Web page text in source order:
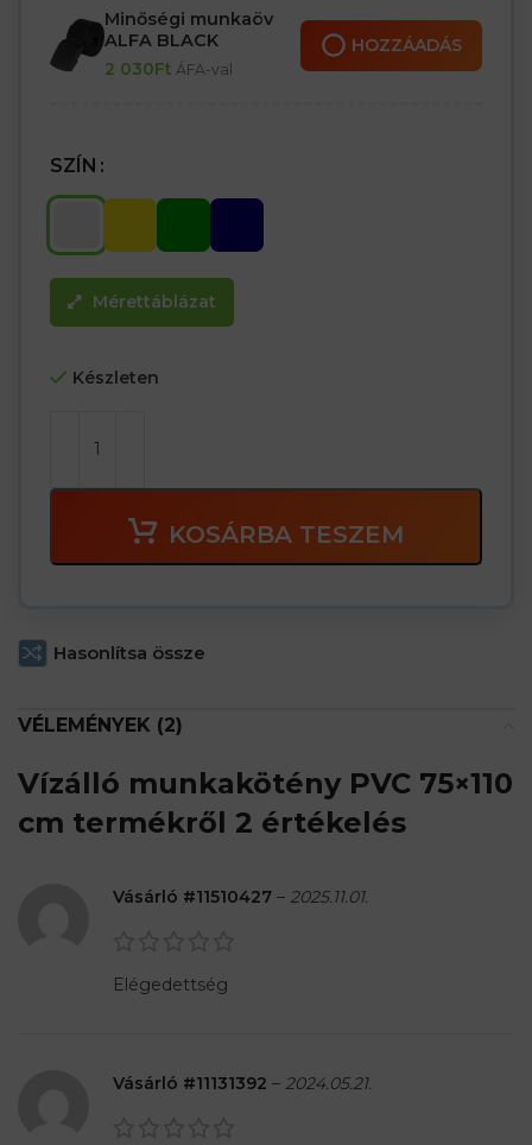
Minőségi munkaöv
ALFA BLACK
2 030Ft ÁFA-val
HOZZÁADÁS
SZÍN
Mérettáblázat
Készleten
KOSÁRBA TESZEM
Hasonlítsa össze
VÉLEMÉNYEK (2)
Vízálló munkakötény PVC 75×110
cm termékről 2 értékelés
Vásárló #11510427 – 2025.11.01.
Elégedettség
Vásárló #11131392 – 2024.05.21.